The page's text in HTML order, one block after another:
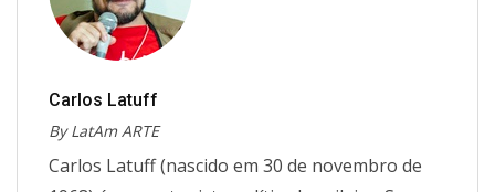
Carlos Latuff
By LatAm ARTE
Carlos Latuff (nascido em 30 de novembro de